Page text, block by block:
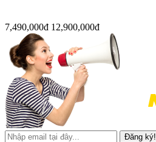
7,490,000đ 12,900,000đ
Đăng ký!